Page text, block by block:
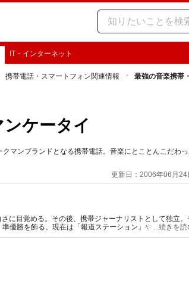
IT・インターネット
携帯電話・スマートフォン関連情報 最強の音楽携帯
ケータイ
マンブランドとなる携帯電話。音楽にとことんこだわっ
更新日：2006年06月24
に目覚める。その後、携帯ジャーナリストとして独立。
優勝を飾る。現在は「報道ステーション」や「日経
媒体で活躍中。
...続きを読